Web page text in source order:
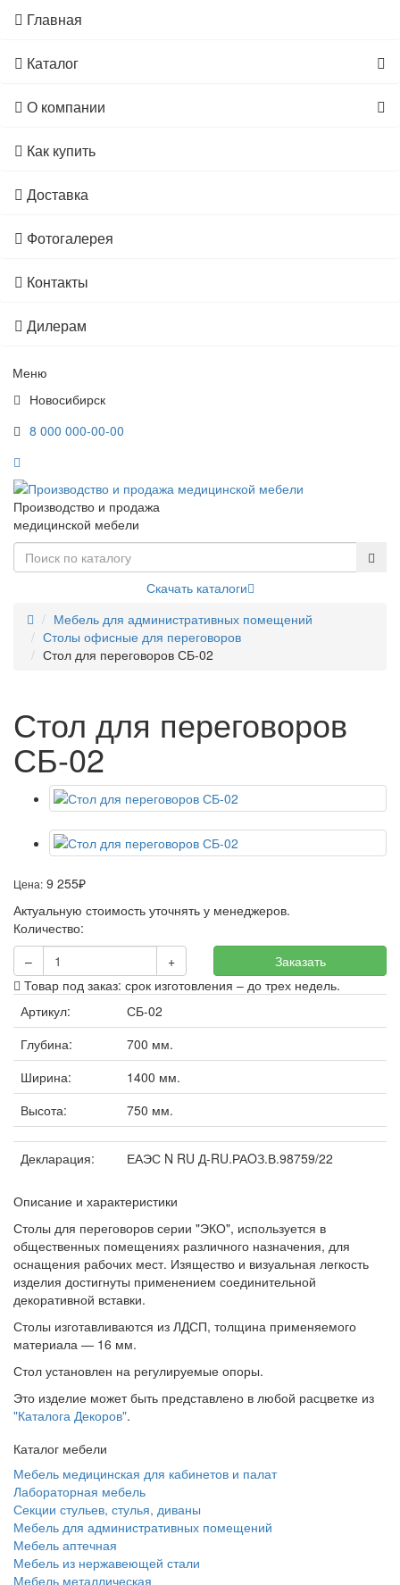
Главная
Каталог
О компании
Как купить
Доставка
Фотогалерея
Контакты
Дилерам
Меню
Новосибирск
8 000 000-00-00
Производство и продажа
медицинской мебели
Скачать каталоги
Мебель для административных помещений
Столы офисные для переговоров
Стол для переговоров СБ-02
Стол для переговоров
СБ-02
Цена: 9 255₽
Актуальную стоимость уточнять у менеджеров.
Количество:
–
+
Заказать
Товар под заказ: срок изготовления – до трех недель.
Артикул:
СБ-02
Глубина:
700 мм.
Ширина:
1400 мм.
Высота:
750 мм.
Декларация: ЕАЭС N RU Д-RU.РАOЗ.В.98759/22
Описание и характеристики
Столы для переговоров серии "ЭКО", используется в
общественных помещениях различного назначения, для
оснащения рабочих мест. Изящество и визуальная легкость
изделия достигнуты применением соединительной
декоративной вставки.
Столы изготавливаются из ЛДСП, толщина применяемого
материала — 16 мм.
Стол установлен на регулируемые опоры.
Это изделие может быть представлено в любой расцветке из
"Каталога Декоров".
Каталог мебели
Мебель медицинская для кабинетов и палат
Лабораторная мебель
Секции стульев, стулья, диваны
Мебель для административных помещений
Мебель аптечная
Мебель из нержавеющей стали
Мебель металлическая